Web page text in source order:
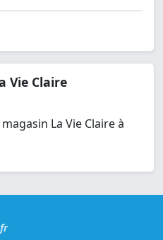
Vie Claire
La Vie Claire à